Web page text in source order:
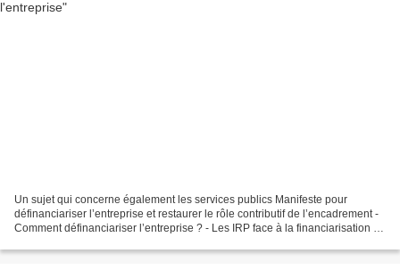
Un sujet qui concerne également les services publics Manifeste pour
définanciariser l’entreprise et restaurer le rôle contributif de l’encadrement -
Comment définanciariser l’entreprise ? - Les IRP face à la financiarisation de